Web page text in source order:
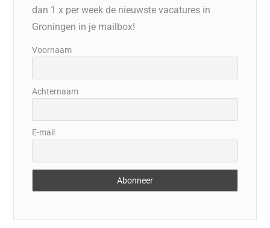
dan 1 x per week de nieuwste vacatures in
Groningen in je mailbox!
Voornaam
Achternaam
E-mail